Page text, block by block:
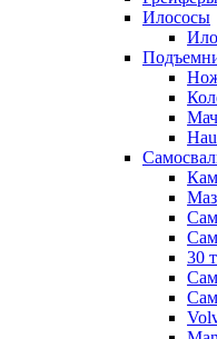
Илососы
Маз
30